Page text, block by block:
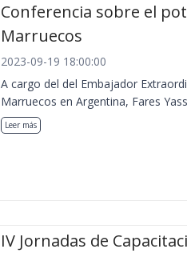
Conferencia sobre el
Marruecos
2023-09-19 18:00:00
A cargo del del Embajador
Marruecos en Argentina, Fares
Leer más
IV Jornadas de